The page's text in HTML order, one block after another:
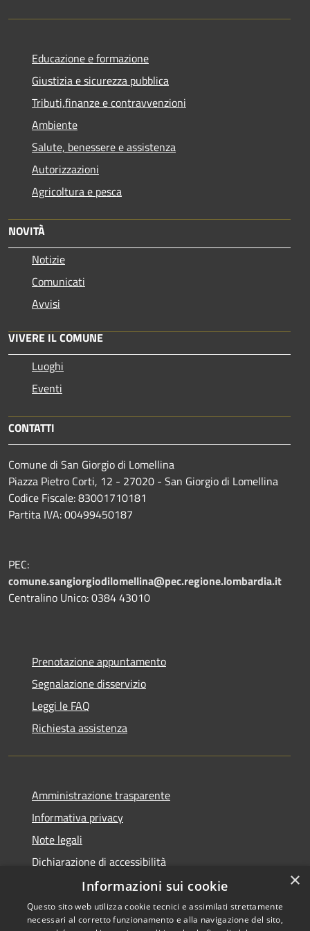
Educazione e formazione
Giustizia e sicurezza pubblica
Tributi,finanze e contravvenzioni
Ambiente
Salute, benessere e assistenza
Autorizzazioni
Agricoltura e pesca
NOVITÀ
Notizie
Comunicati
Avvisi
VIVERE IL COMUNE
Luoghi
Eventi
CONTATTI
Comune di San Giorgio di Lomellina
Piazza Pietro Corti, 12 - 27020 - San Giorgio di Lomellina
Codice Fiscale: 83001710181
Partita IVA: 00499450187
PEC:
comune.sangiorgiodilomellina@pec.regione.lombardia.it
Centralino Unico: 0384 43010
Prenotazione appuntamento
Segnalazione disservizio
Leggi le FAQ
Richiesta assistenza
Amministrazione trasparente
Informativa privacy
Note legali
Dichiarazione di accessibilità
×
Informazioni sui cookie
Questo sito web utilizza cookie tecnici e assimilati strettamente
necessari al corretto funzionamento e alla navigazione del sito,